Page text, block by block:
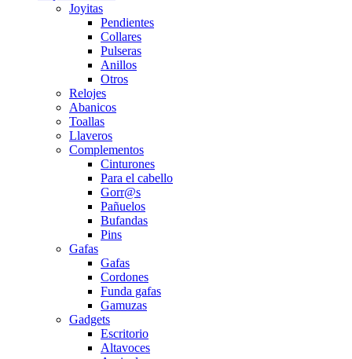
Joyitas
Pendientes
Collares
Pulseras
Anillos
Otros
Relojes
Abanicos
Toallas
Llaveros
Complementos
Cinturones
Para el cabello
Gorr@s
Pañuelos
Bufandas
Pins
Gafas
Gafas
Cordones
Funda gafas
Gamuzas
Gadgets
Escritorio
Altavoces